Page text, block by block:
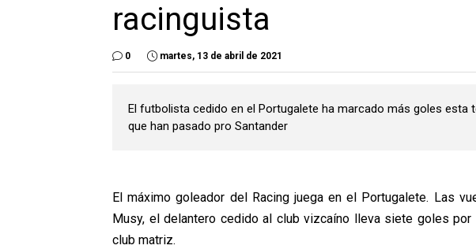
racinguista
0 martes, 13 de abril de 2021
El futbolista cedido en el Portugalete ha marcado más goles esta
que han pasado pro Santander
El máximo goleador del Racing juega en el Portugalete. Las
Musy, el delantero cedido al club vizcaíno lleva siete goles
club matriz.